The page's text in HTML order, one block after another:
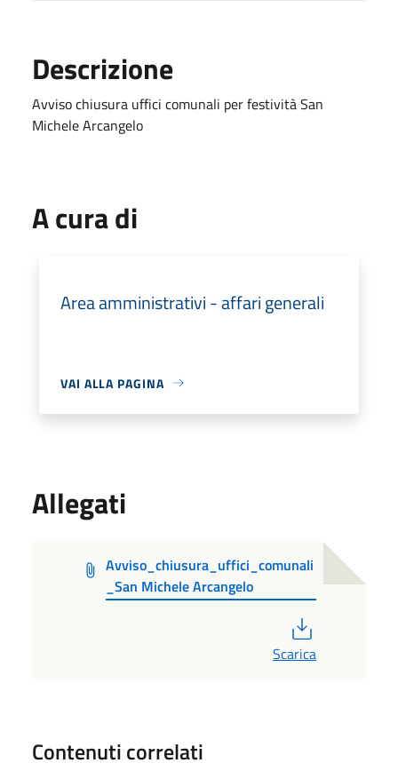
Descrizione
Avviso chiusura uffici comunali per festività San
Michele Arcangelo
A cura di
Area amministrativi - affari generali
VAI ALLA PAGINA
Allegati
Avviso_chiusura_uffici_comunali
_San Michele Arcangelo
Scarica
Contenuti correlati